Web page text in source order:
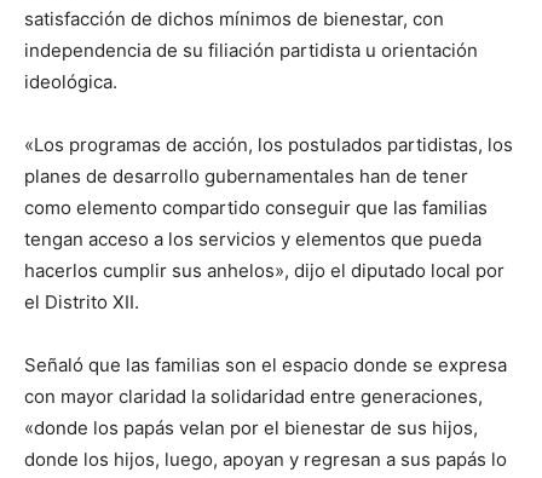
satisfacción de dichos mínimos de bienestar, con
independencia de su filiación partidista u orientación
ideológica.
«Los programas de acción, los postulados partidistas, los
planes de desarrollo gubernamentales han de tener
como elemento compartido conseguir que las familias
tengan acceso a los servicios y elementos que pueda
hacerlos cumplir sus anhelos», dijo el diputado local por
el Distrito XII.
Señaló que las familias son el espacio donde se expresa
con mayor claridad la solidaridad entre generaciones,
«donde los papás velan por el bienestar de sus hijos,
donde los hijos, luego, apoyan y regresan a sus papás lo